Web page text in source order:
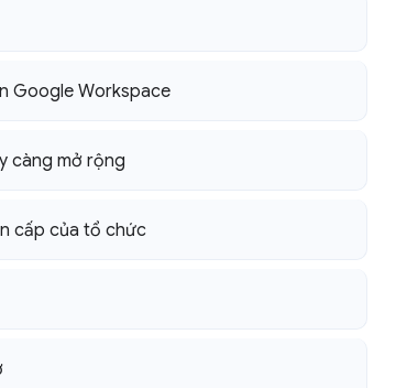
Google Workspace
càng mở rộng
cấp của tổ chức